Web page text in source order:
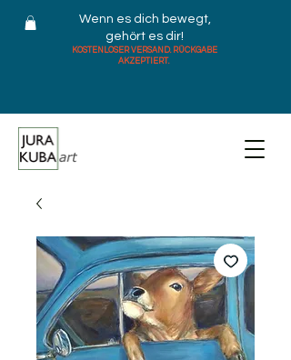
Wenn es dich bewegt,
gehört es dir!
KOSTENLOSER VERSAND. RÜCKGABE
AKZEPTIERT.